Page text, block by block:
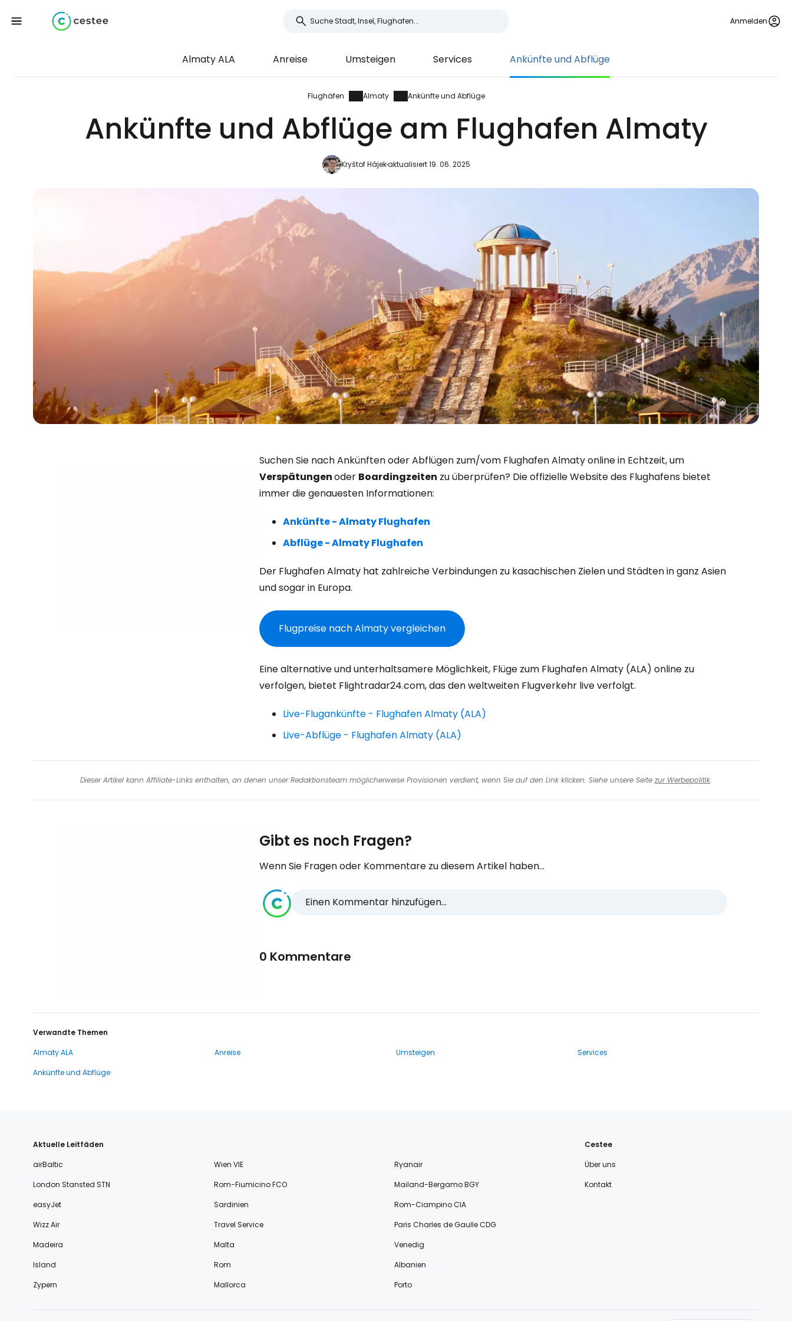
Anmelden
Almaty ALA Anreise Umsteigen Services Ankünfte und Abflüge
Flughäfen Almaty Ankünfte und Abflüge
Ankünfte und Abflüge am Flughafen Almaty
Kryštof Hájekaktualisiert 19. 06. 2025
Suchen Sie nach Ankünften oder Abflügen zum/vom Flughafen Almaty online in Echtzeit, um
Verspätungenoder Boardingzeiten zu überprüfen? Die offizielle Website des Flughafens bietet
immer die genauesten Informationen:
Ankünfte - Almaty Flughafen
Abflüge - Almaty Flughafen
Der Flughafen Almaty hat zahlreiche Verbindungen zu kasachischen Zielen und Städten in ganz Asien
und sogar in Europa.
Flugpreise nach Almaty vergleichen
Eine alternative und unterhaltsamere Möglichkeit, Flüge zum Flughafen Almaty (ALA) online zu
verfolgen, bietet Flightradar24.com, das den weltweiten Flugverkehr live verfolgt.
Live-Flugankünfte - Flughafen Almaty (ALA)
Live-Abflüge - Flughafen Almaty (ALA)
Dieser Artikel kann Affiliate-Links enthalten, an denen unser Redaktionsteam möglicherweise Provisionen verdient, wenn Sie auf den Link klicken. Siehe unsere Seite zur Werbepolitik.
Gibt es noch Fragen?
Wenn Sie Fragen oder Kommentare zu diesem Artikel haben...
Einen Kommentar hinzufügen...
0 Kommentare
Verwandte Themen
Almaty ALA
Anreise Umsteigen
Services
Ankünfte und Abflüge
Aktuelle Leitfäden
airBaltic
Wien VIE
Ryanair
London Stansted STN
Rom-Fiumicino FCO
Mailand-Bergamo BGY
easyJet
Sardinien
Rom-Ciampino CIA
Wizz Air
Travel Service
Paris Charles de Gaulle CDG
Madeira
Malta
Venedig
Island
Rom
Albanien
Zypern
Mallorca Porto
Cestee
Über uns
Kontakt
Anmeldung bei Cestee
... die weltweite Reise-Community